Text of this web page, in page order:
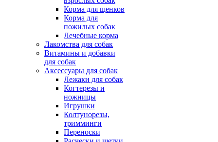
Корма для щенков
Корма для
пожилых собак
Лечебные корма
Лакомства для собак
Витамины и добавки
для собак
Аксессуары для собак
Лежаки для собак
Когтерезы и
ножницы
Игрушки
Колтунорезы,
тримминги
Переноски